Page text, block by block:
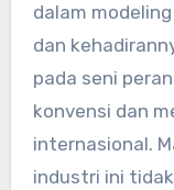
dalam
dan
pada seni
konvensi dan
internasional.
industri ini